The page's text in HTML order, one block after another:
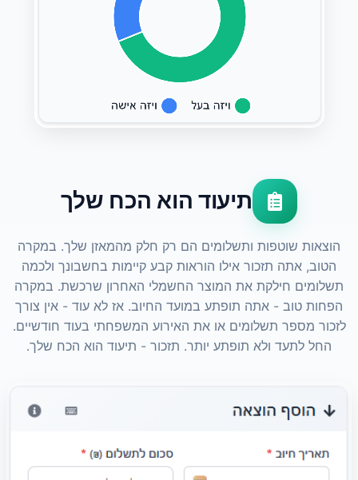
תיעוד הוא הכח שלך
הוצאות שוטפות ותשלומים הם רק חלק מהמאזן שלך. במקרה
הטוב, אתה תזכור אילו הוראות קבע קיימות בחשבונך ולכמה
תשלומים חילקת את המוצר החשמלי האחרון שרכשת. במקרה
הפחות טוב - אתה תופתע במועד החיוב. אז לא עוד - אין צורך
לזכור מספר תשלומים או את האירוע המשפחתי בעוד חודשיים.
החל לתעד ולא תופתע יותר. תזכור - תיעוד הוא הכח שלך.